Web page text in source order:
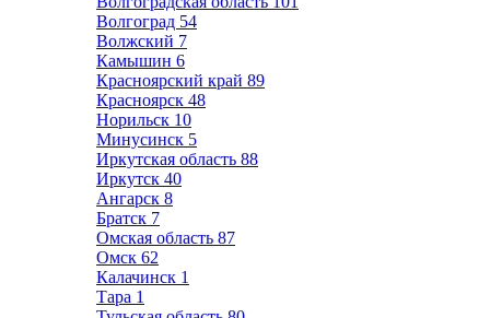
Волгоград 54
Волжский 7
Камышин 6
Красноярский край 89
Красноярск 48
Норильск 10
Минусинск 5
Иркутская область 88
Иркутск 40
Ангарск 8
Братск 7
Омская область 87
Омск 62
Калачинск 1
Тара 1